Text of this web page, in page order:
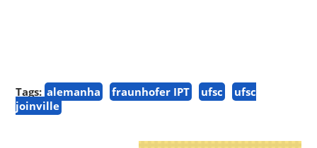
Tags: alemanha fraunhofer IPT ufsc
ufsc
joinville